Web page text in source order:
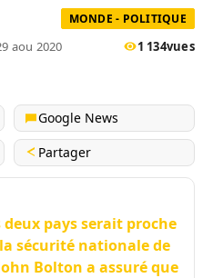
MONDE - POLITIQUE
aou 2020 1 134vues
Google News
Partager
pays serait proche
sécurité nationale de
Bolton a assuré que